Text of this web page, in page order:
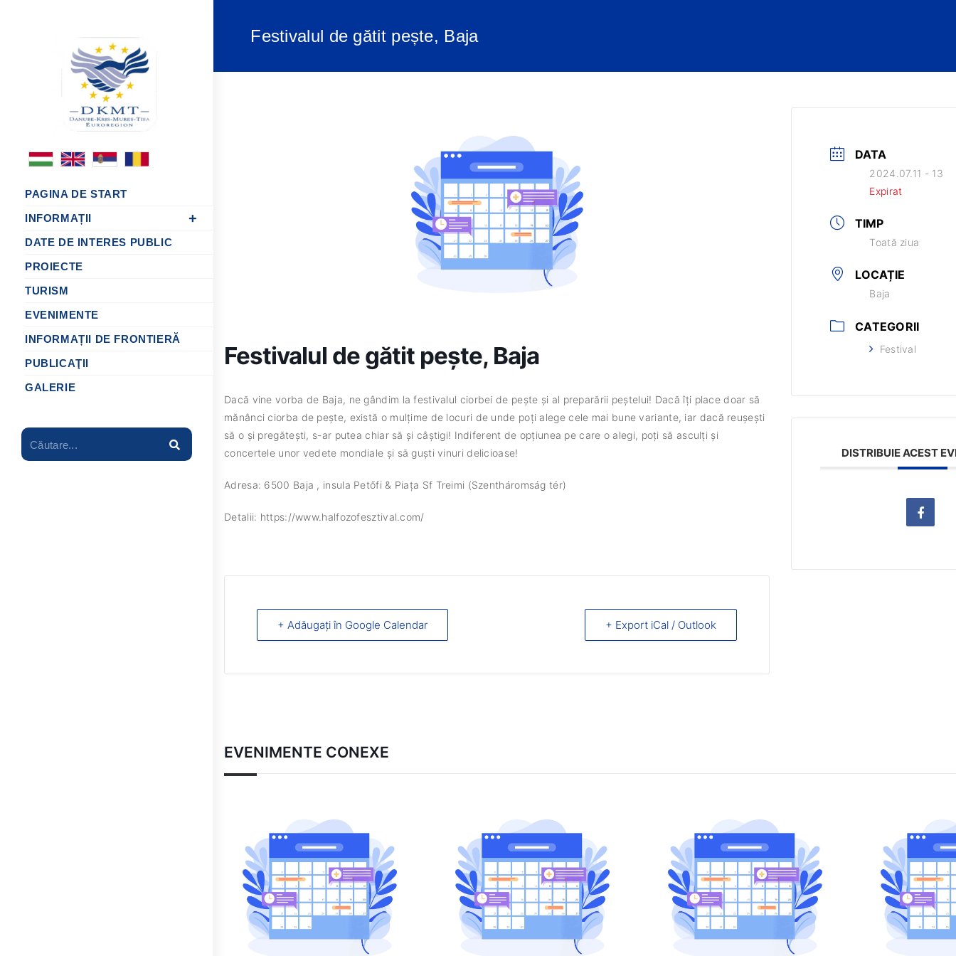
PAGINA DE START
INFORMAȚII
DATE DE INTERES PUBLIC
PROIECTE
TURISM
EVENIMENTE
INFORMAȚII DE FRONTIERĂ
PUBLICAŢII
GALERIE
Căutare...
Festivalul de gătit pește, Baja
Festivalul de gătit pește, Baja
Dacă vine vorba de Baja, ne gândim la festivalul ciorbei de pește și al preparării peștelui! Dacă îți place doar să
mănânci ciorba de pește, există o mulțime de locuri de unde poți alege cele mai bune variante, iar dacă reușești
să o și pregătești, s-ar putea chiar să și câștigi! Indiferent de opțiunea pe care o alegi, poți să asculți și
concertele unor vedete mondiale și să guști vinuri delicioase!
Adresa: 6500 Baja , insula Petőfi & Piața Sf Treimi (Szentháromság tér)
Detalii: https://www.halfozofesztival.com/
+ Adăugați în Google Calendar + Export iCal / Outlook
DATA
2024.07.11 - 13
Expirat
TIMP
Toată ziua
LOCAȚIE
Baja
CATEGORII
Festival
DISTRIBUIE ACEST
EVENIMENTE CONEXE